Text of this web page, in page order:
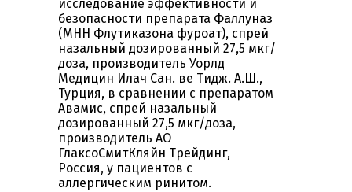
исследование эффективности и
безопасности препарата Фаллуназ
(МНН Флутиказона фуроат), спрей
назальный дозированный 27,5 мкг/
доза, производитель Уорлд
Медицин Илач Сан. ве Тидж. А.Ш.,
Турция, в сравнении с препаратом
Авамис, спрей назальный
дозированный 27,5 мкг/доза,
производитель АО
ГлаксоСмитКляйн Трейдинг,
Россия, у пациентов с
аллергическим ринитом.